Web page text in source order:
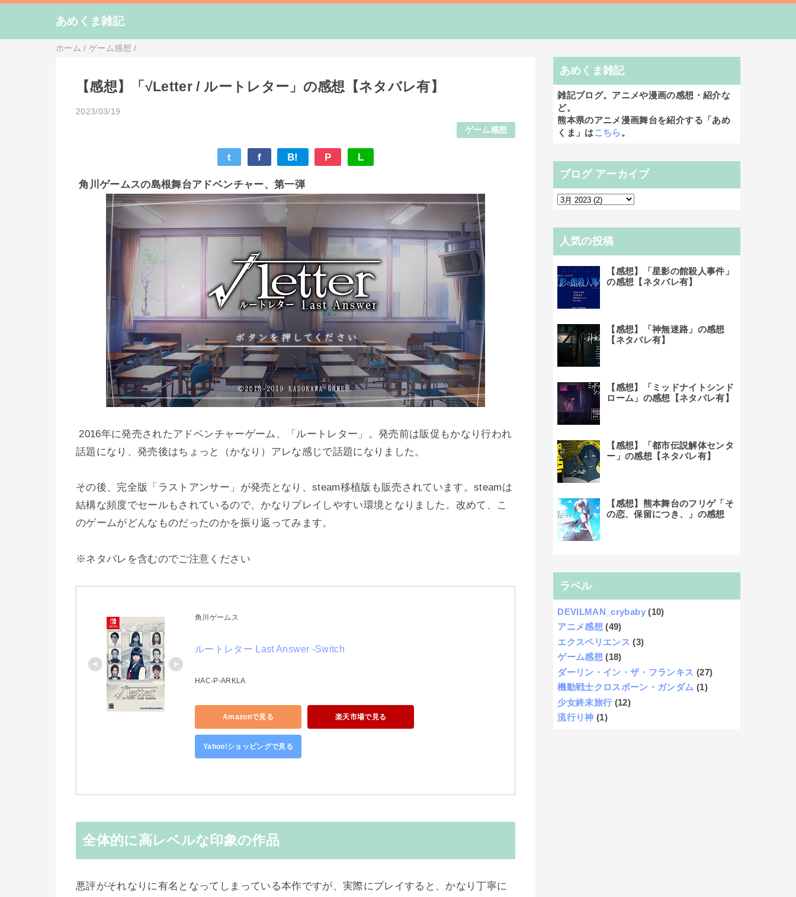
あめくま雑記
ホーム /ゲーム感想 /
【感想】「√Letter / ルートレター」の感想【ネタバレ有】
2023/03/19
ゲーム感想
t f B! P L
角川ゲームスの島根舞台アドベンチャー、第一弾
2016年に発売されたアドベンチャーゲーム、「ルートレター」。発売前は販促もかなり行われ
話題になり、発売後はちょっと（かなり）アレな感じで話題になりました。
その後、完全版「ラストアンサー」が発売となり、steam移植版も販売されています。steamは
結構な頻度でセールもされているので、かなりプレイしやすい環境となりました。改めて、こ
のゲームがどんなものだったのかを振り返ってみます。
※ネタバレを含むのでご注意ください
角川ゲームス
ルートレター Last Answer -Switch
HAC-P-ARKLA
Amazonで見る 楽天市場で見る
Yahoo!ショッピングで見る
全体的に高レベルな印象の作品
悪評がそれなりに有名となってしまっている本作ですが、実際にプレイすると、かなり丁寧に
あめくま雑記
雑記ブログ。アニメや漫画の感想・紹介な
ど。
熊本県のアニメ漫画舞台を紹介する「あめ
くま」はこちら。
ブログ アーカイブ
人気の投稿
【感想】「星影の館殺人事件」
の感想【ネタバレ有】
【感想】「神無迷路」の感想
【ネタバレ有】
【感想】「ミッドナイトシンド
ローム」の感想【ネタバレ有】
【感想】「都市伝説解体センタ
ー」の感想【ネタバレ有】
【感想】熊本舞台のフリゲ「そ
の恋、保留につき、」の感想
ラベル
DEVILMAN_crybaby (10)
アニメ感想 (49)
エクスペリエンス (3)
ゲーム感想 (18)
ダーリン・イン・ザ・フランキス (27)
機動戦士クロスボーン・ガンダム (1)
少女終末旅行 (12)
流行り神 (1)